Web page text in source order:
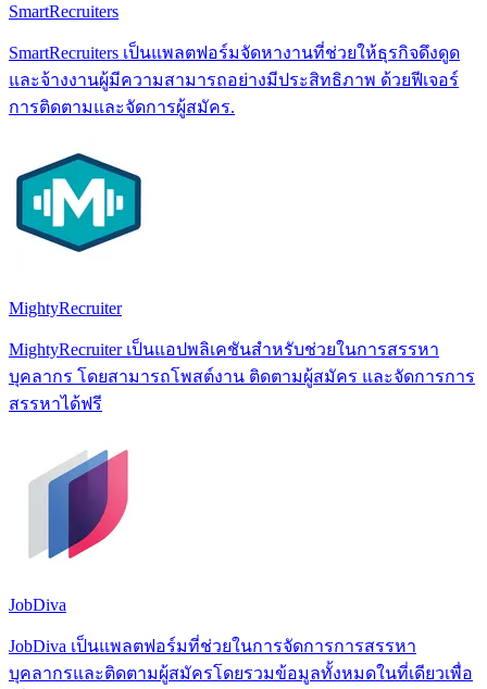
SmartRecruiters
SmartRecruiters เป็นแพลตฟอร์มจัดหางานที่ช่วยให้ธุรกิจดึงดูด
และจ้างงานผู้มีความสามารถอย่างมีประสิทธิภาพ ด้วยฟีเจอร์
การติดตามและจัดการผู้สมัคร.
MightyRecruiter
MightyRecruiter เป็นแอปพลิเคชันสำหรับช่วยในการสรรหา
บุคลากร โดยสามารถโพสต์งาน ติดตามผู้สมัคร และจัดการการ
สรรหาได้ฟรี
JobDiva
JobDiva เป็นแพลตฟอร์มที่ช่วยในการจัดการการสรรหา
บุคลากรและติดตามผู้สมัครโดยรวมข้อมูลทั้งหมดในที่เดียวเพื่อ